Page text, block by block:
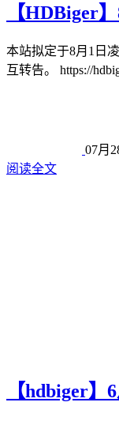
【HDBiger
本站拟定于8月1日
互转告。 https://
07月
阅读全文
【hdbiger】